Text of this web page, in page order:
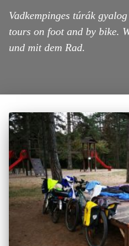
Vadkempinges túrák
tours on foot and by bike.
und mit dem Rad.